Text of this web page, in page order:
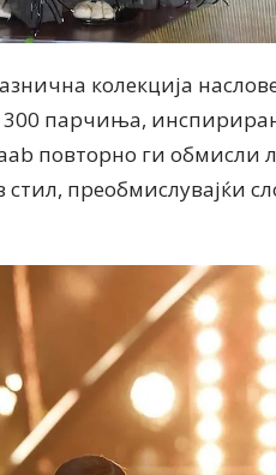
колекција
300 парчиња,
повторно ги обмисли
преобмислувајќи